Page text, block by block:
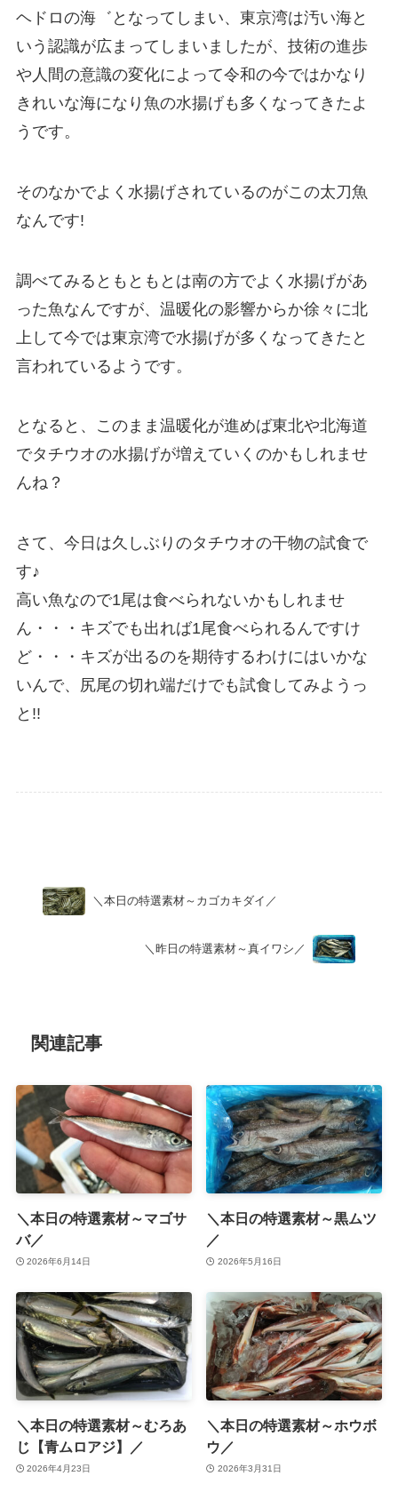
ヘドロの海゛となってしまい、東京湾は汚い海と
いう認識が広まってしまいましたが、技術の進歩
や人間の意識の変化によって令和の今ではかなり
きれいな海になり魚の水揚げも多くなってきたよ
うです。
そのなかでよく水揚げされているのがこの太刀魚
なんです!
調べてみるともともとは南の方でよく水揚げがあ
った魚なんですが、温暖化の影響からか徐々に北
上して今では東京湾で水揚げが多くなってきたと
言われているようです。
となると、このまま温暖化が進めば東北や北海道
でタチウオの水揚げが増えていくのかもしれませ
んね？
さて、今日は久しぶりのタチウオの干物の試食で
す♪
高い魚なので1尾は食べられないかもしれませ
ん・・・キズでも出れば1尾食べられるんですけ
ど・・・キズが出るのを期待するわけにはいかな
いんで、尻尾の切れ端だけでも試食してみようっ
と!!
＼本日の特選素材～カゴカキダイ／
＼昨日の特選素材～真イワシ／
関連記事
＼本日の特選素材～マゴサ
バ／
2026年6月14日
＼本日の特選素材～黒ムツ
／
2026年5月16日
＼本日の特選素材～むろあ
じ【青ムロアジ】／
2026年4月23日
＼本日の特選素材～ホウボ
ウ／
2026年3月31日